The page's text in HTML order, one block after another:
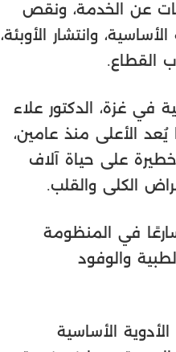
عن الخدمة، ونقص
الأساسية، وانتشار الأوبئة،
القطاع.
في غزة، الدكتور علاء
يُعد الأعلى منذ عامين،
خطيرة على حياة آلاف
الكلى والقلب.
في المنظومة
والوفود
الأساسية